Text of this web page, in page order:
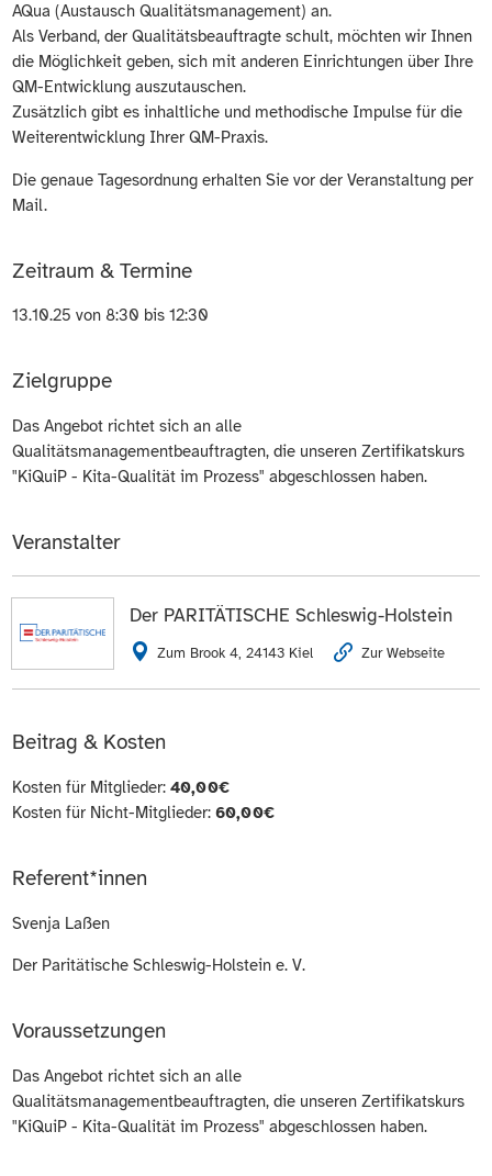
AQua (Austausch Qualitätsmanagement) an.
Als Verband, der Qualitätsbeauftragte schult, möchten wir Ihnen
die Möglichkeit geben, sich mit anderen Einrichtungen über Ihre
QM-Entwicklung auszutauschen.
Zusätzlich gibt es inhaltliche und methodische Impulse für die
Weiterentwicklung Ihrer QM-Praxis.
Die genaue Tagesordnung erhalten Sie vor der Veranstaltung per
Mail.
Zeitraum & Termine
13.10.25 von 8:30 bis 12:30
Zielgruppe
Das Angebot richtet sich an alle
Qualitätsmanagementbeauftragten, die unseren Zertifikatskurs
"KiQuiP - Kita-Qualität im Prozess" abgeschlossen haben.
Veranstalter
Der PARITÄTISCHE Schleswig-Holstein
Zum Brook 4, 24143 Kiel Zur Webseite
Beitrag & Kosten
Kosten für Mitglieder:40,00€
Kosten für Nicht-Mitglieder:60,00€
Referent*innen
Svenja Laßen
Der Paritätische Schleswig-Holstein e. V.
Voraussetzungen
Das Angebot richtet sich an alle
Qualitätsmanagementbeauftragten, die unseren Zertifikatskurs
"KiQuiP - Kita-Qualität im Prozess" abgeschlossen haben.